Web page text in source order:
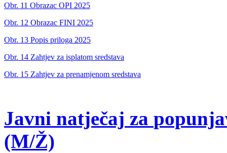
Obr. 11 Obrazac OPI 2025
Obr. 12 Obrazac FINI 2025
Obr. 13 Popis priloga 2025
Obr. 14 Zahtjev za isplatom sredstava
Obr. 15 Zahtjev za prenamjenom sredstava
Javni natječaj za
(M/Ž)